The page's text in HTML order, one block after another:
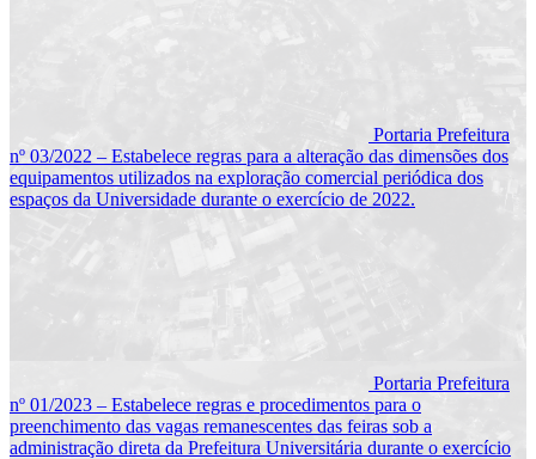
Portaria Prefeitura
nº 03/2022 – Estabelece regras para a alteração das dimensões dos
equipamentos utilizados na exploração comercial periódica dos
espaços da Universidade durante o exercício de 2022.
Portaria Prefeitura
nº 01/2023 – Estabelece regras e procedimentos para o
preenchimento das vagas remanescentes das feiras sob a
administração direta da Prefeitura Universitária durante o exercício